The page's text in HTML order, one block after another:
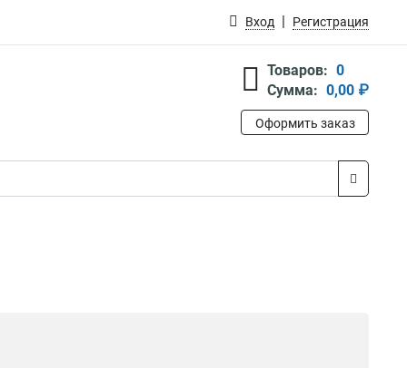
Вход Регистрация
Товаров: 0
Сумма: 0,00 ₽
Оформить заказ